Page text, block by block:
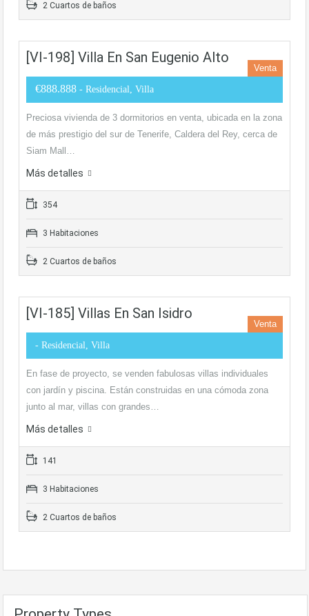
2 Cuartos de baños
[VI-198] Villa En San Eugenio Alto
Venta
€888.888 - Residencial, Villa
Preciosa vivienda de 3 dormitorios en venta, ubicada en la zona
de más prestigio del sur de Tenerife, Caldera del Rey, cerca de
Siam Mall…
Más detalles
354
3 Habitaciones
2 Cuartos de baños
[VI-185] Villas En San Isidro
Venta
- Residencial, Villa
En fase de proyecto, se venden fabulosas villas individuales
con jardín y piscina. Están construidas en una cómoda zona
junto al mar, villas con grandes…
Más detalles
141
3 Habitaciones
2 Cuartos de baños